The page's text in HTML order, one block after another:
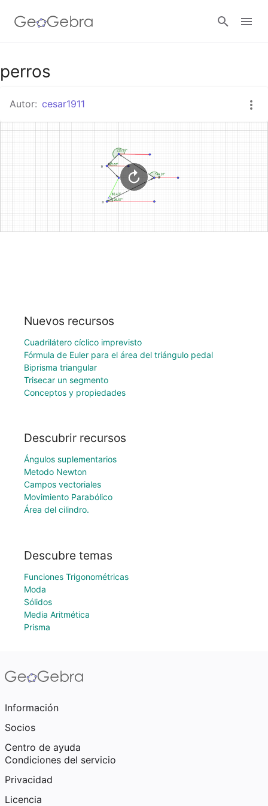
GeoGebra Classroom
Abrir sesión
perros
Autor: cesar1911
Nuevos recursos
Cuadrilátero cíclico imprevisto
Fórmula de Euler para el área del triángulo pedal
Biprisma triangular
Trisecar un segmento
Conceptos y propiedades
Descubrir recursos
Ángulos suplementarios
Metodo Newton
Campos vectoriales
Movimiento Parabólico
Área del cilindro.
Descubre temas
Funciones Trigonométricas
Moda
Sólidos
Media Aritmética
Prisma
Información
Socios
Centro de ayuda
Condiciones del servicio
Privacidad
Licencia